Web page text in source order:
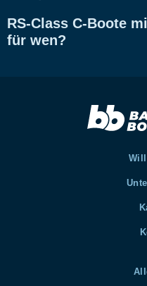
RS-Class C-Boote
für wen?